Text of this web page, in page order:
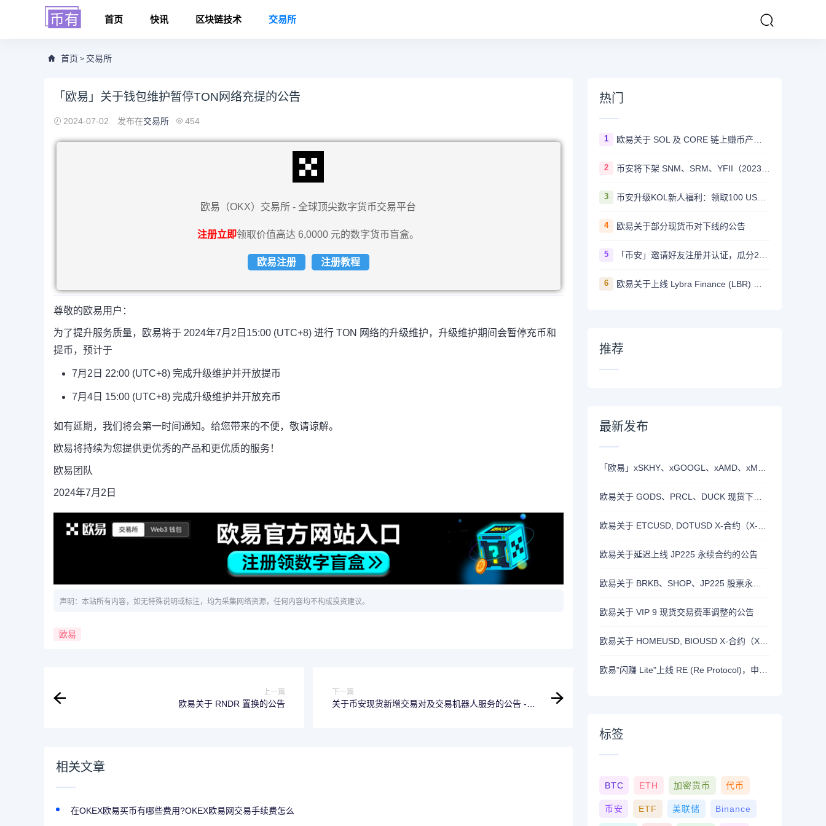
首页 快讯 区块链技术 交易所
首页 > 交易所
「欧易」关于钱包维护暂停TON网络充提的公告
2024-07-02 发布在交易所 454
欧易（OKX）交易所 - 全球顶尖数字货币交易平台
注册立即领取价值高达 6,0000 元的数字货币盲盒。
欧易注册 注册教程
尊敬的欧易用户：
为了提升服务质量，欧易将于 2024年7月2日15:00 (UTC+8) 进行 TON 网络的升级维护，升级维护期间会暂停充币和
提币，预计于
7月2日 22:00 (UTC+8) 完成升级维护并开放提币
7月4日 15:00 (UTC+8) 完成升级维护并开放充币
如有延期，我们将会第一时间通知。给您带来的不便，敬请谅解。
欧易将持续为您提供更优秀的产品和更优质的服务！
欧易团队
2024年7月2日
声明：本站所有内容，如无特殊说明或标注，均为采集网络资源，任何内容均不构成投资建议。
欧易
上一篇
欧易关于 RNDR 置换的公告
下一篇
关于币安现货新增交易对及交易机器人服务的公告 -
相关文章
在OKEX欧易买币有哪些费用?OKEX欧易网交易手续费怎么
热门
1
2
3 币安升级KOL新人福利：领取100 USDT迎新奖励
4 欧易关于部分现货币对下线的公告
5
6
推荐
最新发布
欧易关于延迟上线 JP225 永续合约的公告
欧易关于 VIP 9 现货交易费率调整的公告
标签
BTC ETH 加密货币 代币
币安 ETF 美联储 Binance